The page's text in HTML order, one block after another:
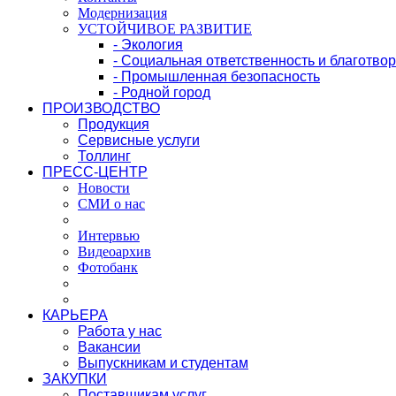
Модернизация
УСТОЙЧИВОЕ РАЗВИТИЕ
- Экология
- Социальная ответственность и
- Промышленная безопасность
- Родной город
ПРОИЗВОДСТВО
Продукция
Сервисные услуги
Толлинг
ПРЕСС-ЦЕНТР
Новости
СМИ о нас
Интервью
Видеоархив
Фотобанк
КАРЬЕРА
Работа у нас
Вакансии
Выпускникам и студентам
ЗАКУПКИ